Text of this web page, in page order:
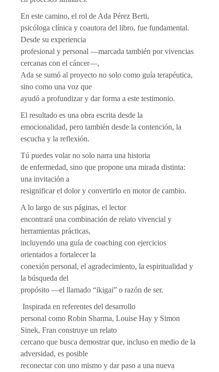
En este camino, el rol de Ada Pérez Berti,
psicóloga clínica y coautora del libro, fue fundamental.
Desde su experiencia
profesional y personal —marcada también por vivencias
cercanas con el cáncer—,
Ada se sumó al proyecto no solo como guía terapéutica,
sino como una voz que
ayudó a profundizar y dar forma a este testimonio.
El resultado es una obra escrita desde la
emocionalidad, pero también desde la contención, la
escucha y la reflexión.
Tú puedes volar no solo narra una historia
de enfermedad, sino que propone una mirada distinta:
una invitación a
resignificar el dolor y convertirlo en motor de cambio.
A lo largo de sus páginas, el lector
encontrará una combinación de relato vivencial y
herramientas prácticas,
incluyendo una guía de coaching con ejercicios
orientados a fortalecer la
conexión personal, el agradecimiento, la espiritualidad y
la búsqueda del
propósito —el llamado “ikigai” o razón de ser.
Inspirada en referentes del desarrollo
personal como Robin Sharma, Louise Hay y Simon
Sinek, Fran construye un relato
cercano que busca demostrar que, incluso en medio de la
adversidad, es posible
reconectar con uno mismo y dar paso a una nueva